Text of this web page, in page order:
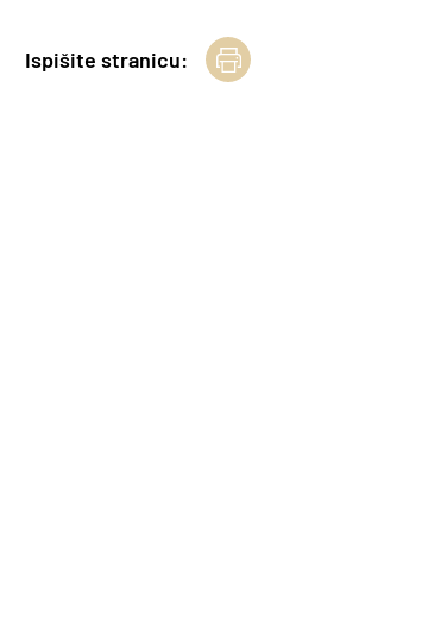
Ispišite stranicu: